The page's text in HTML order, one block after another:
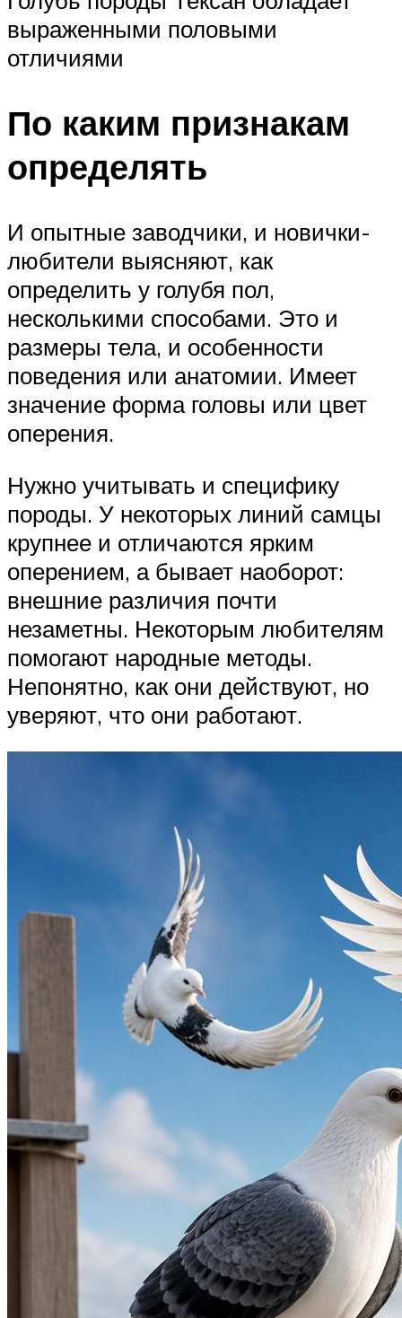
выраженными половыми
отличиями
По каким признакам
определять
И опытные заводчики, и новички-
любители выясняют, как
определить у голубя пол,
несколькими способами. Это и
размеры тела, и особенности
поведения или анатомии. Имеет
значение форма головы или цвет
оперения.
Нужно учитывать и специфику
породы. У некоторых линий самцы
крупнее и отличаются ярким
оперением, а бывает наоборот:
внешние различия почти
незаметны. Некоторым любителям
помогают народные методы.
Непонятно, как они действуют, но
уверяют, что они работают.